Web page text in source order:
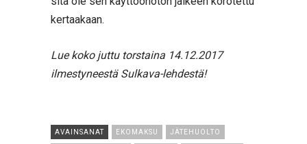
kertaakaan.
Lue koko juttu torstaina 14.12.2017
ilmestyneestä Sulkava-lehdestä!
AVAINSANAT EKOMAKSU JÄTEHUOLTO